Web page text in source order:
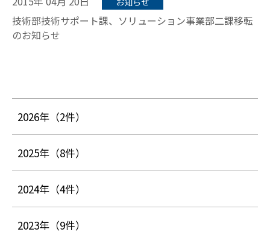
2026年 （2件）
2025年 （8件）
2024年 （4件）
2023年 （9件）
技術部技術サポート課、ソリューション事業部二課移転
のお知らせ